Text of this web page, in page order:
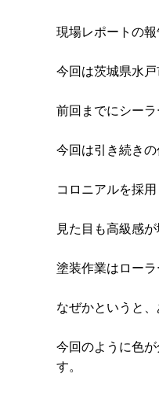
現場レポートの報
今回は茨城県水
前回までにシー
今回は引き続きの
コロニアルを採
見た目も高級感
塗装作業はロー
なぜかというと
今回のように色
す。